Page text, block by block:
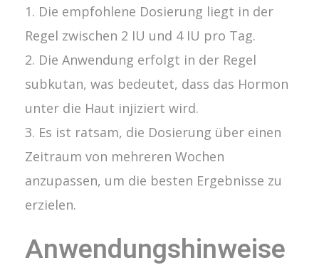
Die empfohlene Dosierung liegt in der
Regel zwischen 2 IU und 4 IU pro Tag.
Die Anwendung erfolgt in der Regel
subkutan, was bedeutet, dass das Hormon
unter die Haut injiziert wird.
Es ist ratsam, die Dosierung über einen
Zeitraum von mehreren Wochen
anzupassen, um die besten Ergebnisse zu
erzielen.
Anwendungshinweise